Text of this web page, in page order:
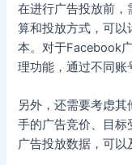
在进行广告投放前，
算和投放方式，可
本。对于Facebook
理功能，通过不同账
另外，还需要考虑
手的广告竞价、目
广告投放数据，可以